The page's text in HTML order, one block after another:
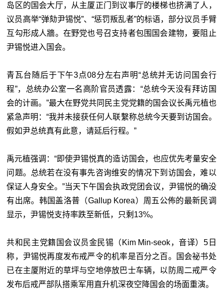
岛区的国会大厅，从主厦正门到议事厅的楼梯也挤满了人，
议员高举“弹劾尹锡悦”、“惩罚叛乱者”的标语，部分议员手臂
互勾形成人牆。在野党也号召支持者包围国会建物，要阻止
尹锡悦进入国会。
青瓦台随后于下午3点08分左右声明“总统并无访问国会行
程”，总统办公室一名高阶官员透露：“总统今天没有拜访国
会的计画。”最大在野党共同民主党党籍的国会议长禹元植也
紧急声明：“我并未接获任何人联繫称总统今天要到访国会。
假如尹总统真有此意，请延后行程。”
禹元植强调：“即使尹锡悦真的造访国会，也应优先考量安全
问题。总统若在没有事先咨询维安的情况下到访国会，难以
保证人身安全。”当天下午国会执政党团会议，尹锡悦的确没
有出席。韩国盖洛普（Gallup Korea）周五公佈的最新民调
显示，尹锡悦支持率跌至新低，只剩13%。
共和民主党籍国会议员金民锡（Kim Min-seok，音译）5日
称，尹锡悦再度发布戒严令的机率是百分之百。国会祕书处
已在主厦附近的草坪与空地停放巴士车辆，以防周二戒严令
发布后戒严部队搭乘军用直升机深夜空降国会的场面重演。